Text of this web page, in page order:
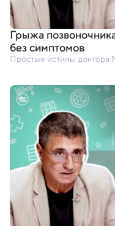
Грыжа
без симптомов
Простые истины доктора